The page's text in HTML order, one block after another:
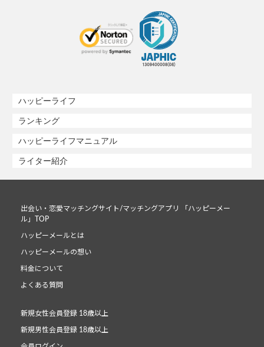
ハッピーライフ
ランキング
ハッピーライフマニュアル
ライター紹介
出会い・恋愛マッチングサイト/マッチングアプリ 「ハッピーメー
ル」TOP
ハッピーメールとは
ハッピーメールの想い
料金について
よくある質問
新規女性会員登録 18歳以上
新規男性会員登録 18歳以上